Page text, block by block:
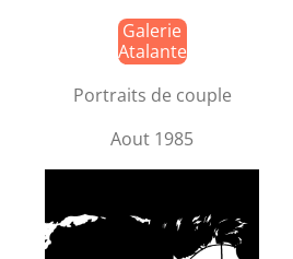
Galerie
Atalante
Portraits de couple
Aout 1985